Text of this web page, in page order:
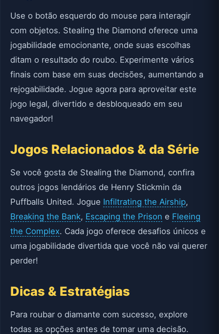
Use o botão esquerdo do mouse para interagir
com objetos. Stealing the Diamond oferece uma
jogabilidade emocionante, onde suas escolhas
ditam o resultado do roubo. Experimente vários
finais com base em suas decisões, aumentando a
rejogabilidade. Jogue agora para aproveitar este
jogo legal, divertido e desbloqueado em seu
navegador!
Jogos Relacionados & da Série
Se você gosta de Stealing the Diamond, confira
outros jogos lendários de Henry Stickmin da
Puffballs United. Jogue Infiltrating the Airship,
Breaking the Bank, Escaping the Prison e Fleeing
the Complex. Cada jogo oferece desafios únicos e
uma jogabilidade divertida que você não vai querer
perder!
Dicas & Estratégias
Para roubar o diamante com sucesso, explore
todas as opções antes de tomar uma decisão.